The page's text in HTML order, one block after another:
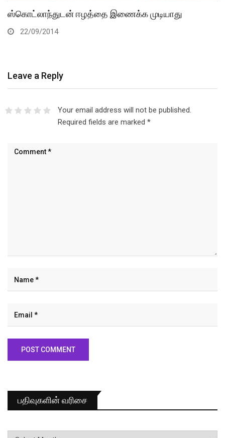
ஸ்கொட்லாந்துடன் ஈழத்தை இணைக்க முடியாது
22/09/2014
Leave a Reply
Your email address will not be published.
Required fields are marked *
பதிவுகளின் வரிசை
பதிவுகளின்